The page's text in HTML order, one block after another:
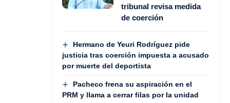
tribunal revisa medida
de coerción
Hermano de Yeuri Rodríguez pide
justicia tras coerción impuesta a acusado
por muerte del deportista
Pacheco frena su aspiración en el
PRM y llama a cerrar filas por la unidad